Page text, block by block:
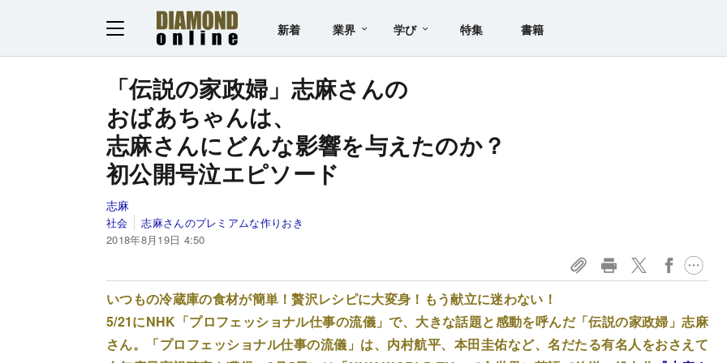
新着 業界 学び 特集 書籍
「伝説の家政婦」志麻さんの
おばあちゃんは、
志麻さんにどんな影響を与えたのか？
初公開号泣エピソード
志麻
社会
志麻さんのプレミアムな作りおき
2018年8月19日 4:50
いつもの冷蔵庫の食材が簡単！贅沢レシピに大変身！もう献立に迷わない！
5/21にNHK「プロフェッショナル仕事の流儀」で、大きな話題と感動を呼んだ「伝説の家政婦」志麻
さん。「プロフェッショナル仕事の流儀」は、内村航平、本田圭佑など、名だたる有名人をおさえて